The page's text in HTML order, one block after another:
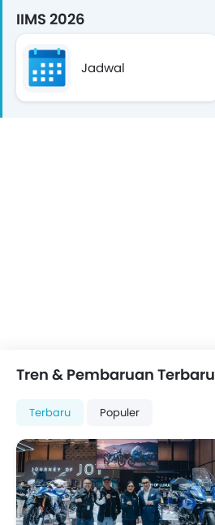
IIMS 2026
Jadwal
Tren & Pembaruan Terbaru
Terbaru Populer